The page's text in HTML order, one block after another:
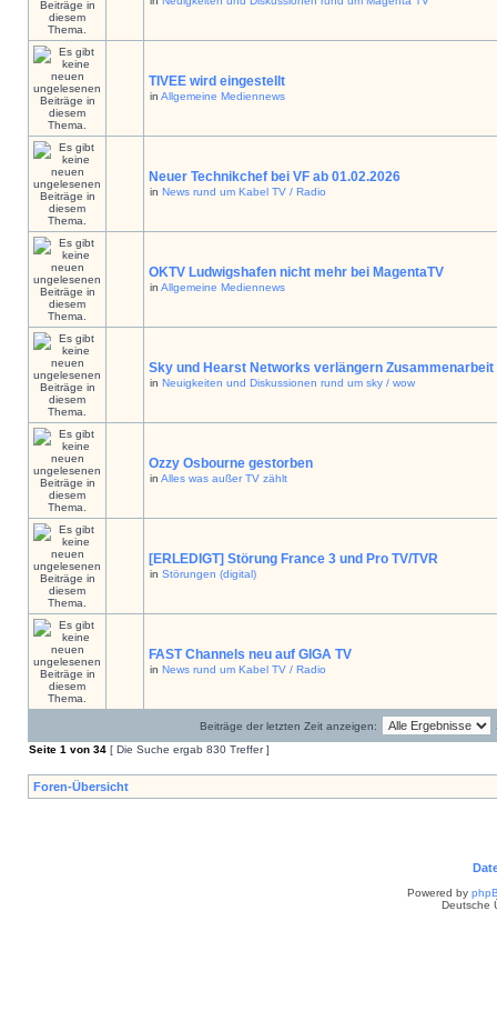
TIVEE wird eingestellt
in Allgemeine Mediennews
Neuer Technikchef bei VF ab 01.02.2026
in News rund um Kabel TV / Radio
OKTV Ludwigshafen nicht mehr bei MagentaTV
in Allgemeine Mediennews
Sky und Hearst Networks verlängern Zusammenarbeit
in Neuigkeiten und Diskussionen rund um sky / wow
Ozzy Osbourne gestorben
in Alles was außer TV zählt
[ERLEDIGT] Störung France 3 und Pro TV/TVR
in Störungen (digital)
FAST Channels neu auf GIGA TV
in News rund um Kabel TV / Radio
Beiträge der letzten Zeit anzeigen:
Seite 1 von 34 [ Die Suche ergab 830 Treffer ]
Foren-Übersicht
Powered by
Deutsche